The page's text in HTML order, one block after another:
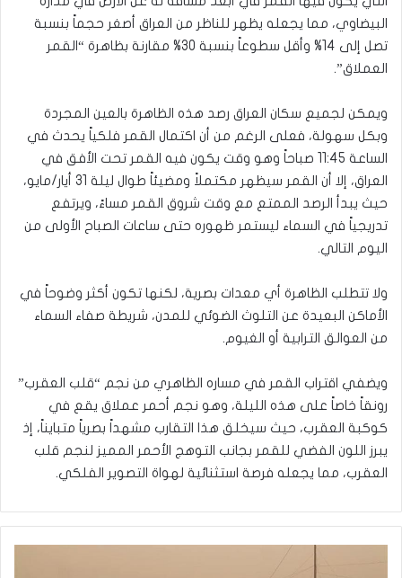
البيضاوي، مما يجعله يظهر للناظر من العراق أصغر حجماً بنسبة
تصل إلى 14% وأقل سطوعاً بنسبة 30% مقارنة بظاهرة “القمر
العملاق”.
ويمكن لجميع سكان العراق رصد هذه الظاهرة بالعين المجردة
وبكل سهولة، فعلى الرغم من أن اكتمال القمر فلكياً يحدث في
الساعة 11:45 صباحاً وهو وقت يكون فيه القمر تحت الأفق في
العراق، إلا أن القمر سيظهر مكتملاً ومضيئاً طوال ليلة 31 أيار/مايو،
حيث يبدأ الرصد الممتع مع وقت شروق القمر مساءً، ويرتفع
تدريجياً في السماء ليستمر ظهوره حتى ساعات الصباح الأولى من
اليوم التالي.
ولا تتطلب الظاهرة أي معدات بصرية، لكنها تكون أكثر وضوحاً في
الأماكن البعيدة عن التلوث الضوئي للمدن، شريطة صفاء السماء
من العوالق الترابية أو الغيوم.
ويضفي اقتراب القمر في مساره الظاهري من نجم “قلب العقرب”
رونقاً خاصاً على هذه الليلة، وهو نجم أحمر عملاق يقع في
كوكبة العقرب، حيث سيخلق هذا التقارب مشهداً بصرياً متبايناً، إذ
يبرز اللون الفضي للقمر بجانب التوهج الأحمر المميز لنجم قلب
العقرب، مما يجعله فرصة استثنائية لهواة التصوير الفلكي.